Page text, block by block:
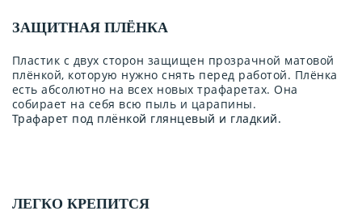
ЗАЩИТНАЯ ПЛЁНКА
Пластик с двух сторон защищен прозрачной матовой
плёнкой, которую нужно снять перед работой. Плёнка
есть абсолютно на всех новых трафаретах. Она
собирает на себя всю пыль и царапины.
Трафарет под плёнкой глянцевый и гладкий.
ЛЕГКО КРЕПИТСЯ